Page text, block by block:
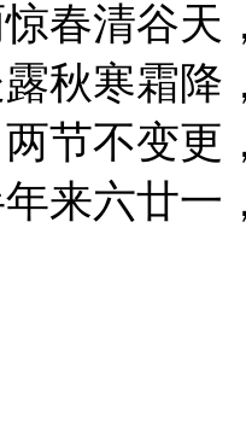
谷天，
霜降，
变更，
廿一，